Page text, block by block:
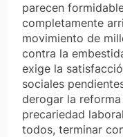
parecen
completamente
movimiento de
contra la
exige la
sociales
derogar la
precariedad
todos, terminar